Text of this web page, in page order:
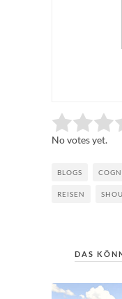
Rate this item:
No votes yet.
BLOGS
REISEN
DAS